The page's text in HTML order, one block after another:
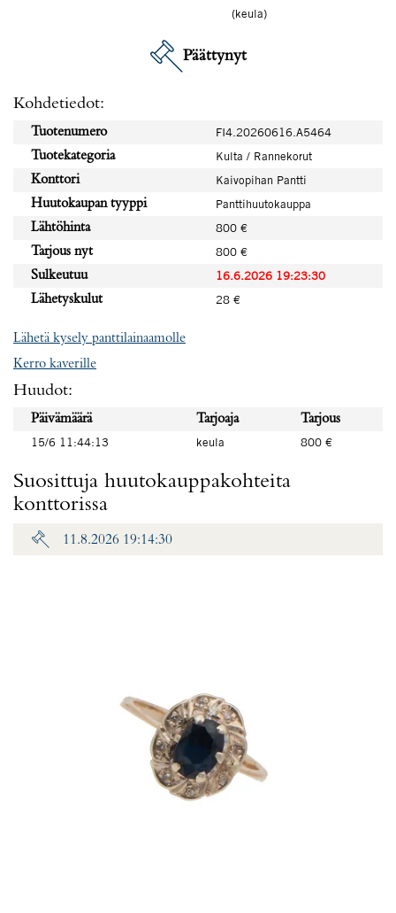
(keula)
Päättynyt
Kohdetiedot:
Tuotenumero
FI4.20260616.A5464
Tuotekategoria
Kulta / Rannekorut
Konttori
Kaivopihan Pantti
Huutokaupan tyyppi
Panttihuutokauppa
Lähtöhinta
800 €
Tarjous nyt
800 €
Sulkeutuu
16.6.2026 19:23:30
Lähetyskulut
28 €
Lähetä kysely panttilainaamolle
Kerro kaverille
Huudot:
Päivämäärä Tarjoaja
Tarjous
15/6 11:44:13
keula 800 €
Suosittuja huutokauppakohteita
konttorissa
11.8.2026 19:14:30